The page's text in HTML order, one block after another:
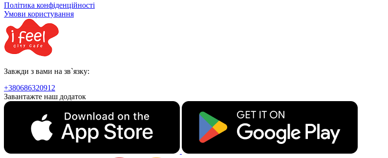
Політика конфіденційності
Умови користування
Завжди з вами на зв`язку:
+380686320912
Завантажте наш додаток